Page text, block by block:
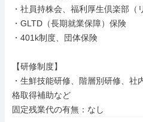
・社員持株会、福利厚生倶楽部（
・GLTD（長期就業保障）保険
・401k制度、団体保険
【研修制度】
・生鮮技能研修、階層別研修、
格取得補助など
固定残業代の有無：なし